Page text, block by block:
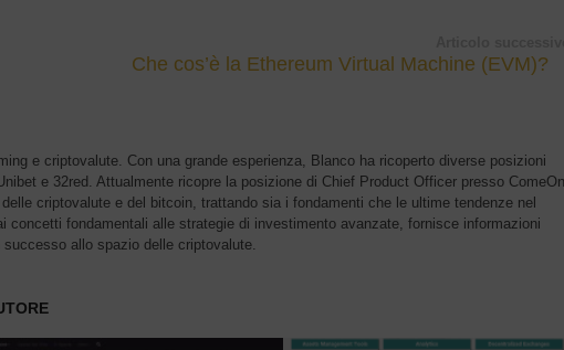
Che cos’è la Ethereum Virtual Machine (EVM)?
e criptovalute. Con una grande esperienza, Blanco ha ricoperto diverse posizioni
e 32red. Attualmente ricopre la posizione di Chief Product Officer presso ComeOn
criptovalute e del bitcoin, trattando sia i fondamenti che le ultime tendenze nel
concetti fondamentali alle strategie di investimento avanzate, fornisce informazioni
allo spazio delle criptovalute.